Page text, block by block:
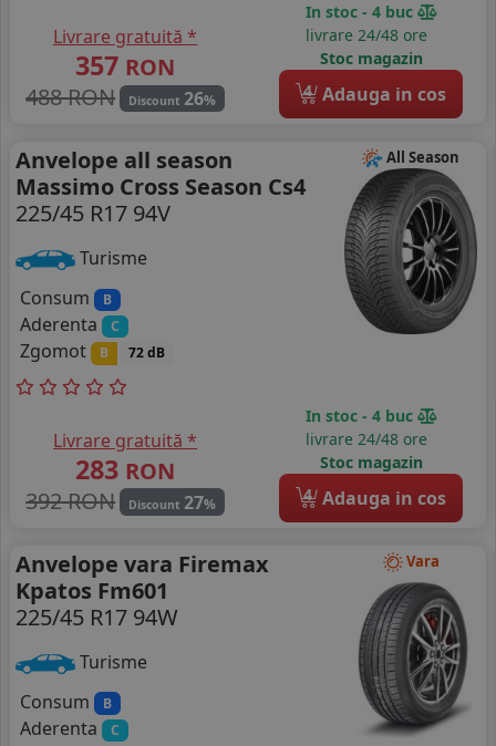
Livrare gratuită *
357 RON
488 RON
Discount 26%
In stoc - 4 buc
livrare 24/48 ore
Stoc magazin
4 Adauga in cos
All Season
Anvelope all season
Massimo Cross Season Cs4
225/45 R17 94V
Turisme
Consum
B
Aderenta C
Zgomot B 72 dB
Livrare gratuită *
283 RON
392 RON
Discount 27%
In stoc - 4 buc
livrare 24/48 ore
Stoc magazin
4 Adauga in cos
Vara
Anvelope vara Firemax
Kpatos Fm601
225/45 R17 94W
Turisme
Consum
B
Aderenta C